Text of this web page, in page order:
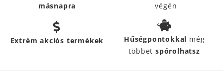
másnapra
végén
Extrém akciós termékek Hűségpontokkal még
többetspórolhatsz